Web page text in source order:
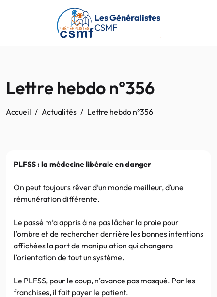
Passer au contenu principal
Les Généralistes
CSMF
Lettre hebdo n°356
Accueil Actualités Lettre hebdo n°356
PLFSS : la médecine libérale en danger
On peut toujours rêver d’un monde meilleur, d’une
rémunération différente.
Le passé m’a appris à ne pas lâcher la proie pour
l’ombre et de rechercher derrière les bonnes intentions
affichées la part de manipulation qui changera
l’orientation de tout un système.
Le PLFSS, pour le coup, n’avance pas masqué. Par les
franchises, il fait payer le patient.